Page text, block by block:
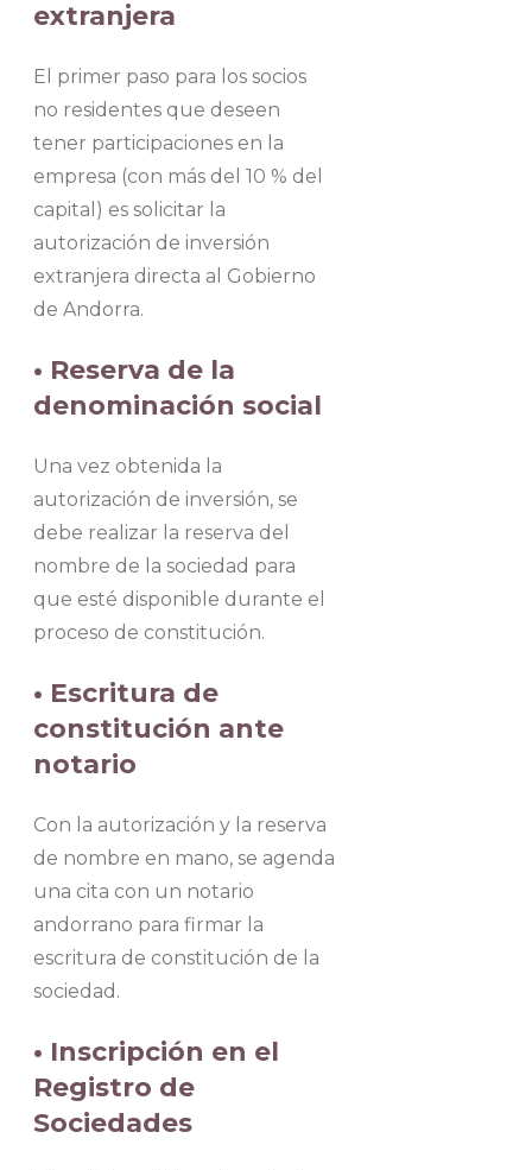
extranjera
El primer paso para los socios
no residentes que deseen
tener participaciones en la
empresa (con más del 10 % del
capital) es solicitar la
autorización de inversión
extranjera directa al Gobierno
de Andorra.
• Reserva de la
denominación social
Una vez obtenida la
autorización de inversión, se
debe realizar la reserva del
nombre de la sociedad para
que esté disponible durante el
proceso de constitución.
• Escritura de
constitución ante
notario
Con la autorización y la reserva
de nombre en mano, se agenda
una cita con un notario
andorrano para firmar la
escritura de constitución de la
sociedad.
• Inscripción en el
Registro de
Sociedades